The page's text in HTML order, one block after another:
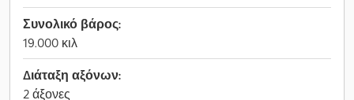
Συνολικό βάρος:
19.000 κιλ
Διάταξη αξόνων:
2 άξονες